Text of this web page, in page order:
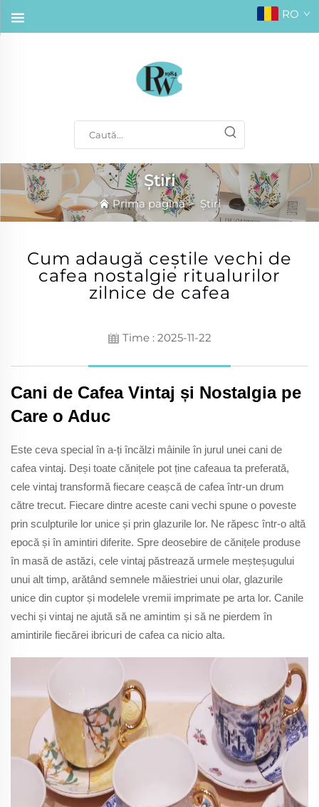
RO
Știri
Prima pagină> Știri
Cum adaugă ceștile vechi de
cafea nostalgie ritualurilor
zilnice de cafea
Time : 2025-11-22
Cani de Cafea Vintaj și Nostalgia pe
Care o Aduc
Este ceva special în a-ți încălzi mâinile în jurul unei cani de
cafea vintaj. Deși toate cănițele pot ține cafeaua ta preferată,
cele vintaj transformă fiecare ceașcă de cafea într-un drum
către trecut. Fiecare dintre aceste cani vechi spune o poveste
prin sculpturile lor unice și prin glazurile lor. Ne răpesc într-o altă
epocă și în amintiri diferite. Spre deosebire de cănițele produse
în masă de astăzi, cele vintaj păstrează urmele meșteșugului
unui alt timp, arătând semnele măiestriei unui olar, glazurile
unice din cuptor și modelele vremii imprimate pe arta lor. Canile
vechi și vintaj ne ajută să ne amintim și să ne pierdem în
amintirile fiecărei ibricuri de cafea ca nicio alta.